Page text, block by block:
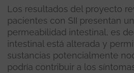
Los resultados del proyecto
pacientes con SII presentan
permeabilidad intestinal, es
intestinal está alterada y
sustancias potencialmente
podría contribuir a los